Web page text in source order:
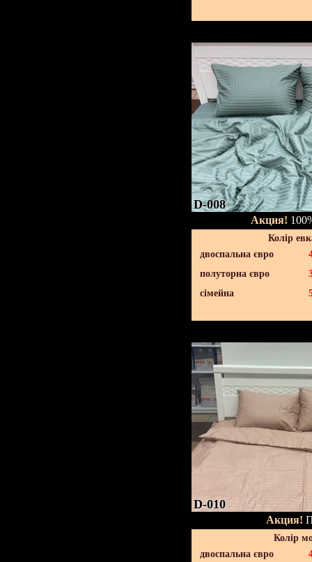
D-008
Акция!
Колір
двоспальна євро
полуторна євро
сімейна
D-010
Акция!
Колір
двоспальна євро